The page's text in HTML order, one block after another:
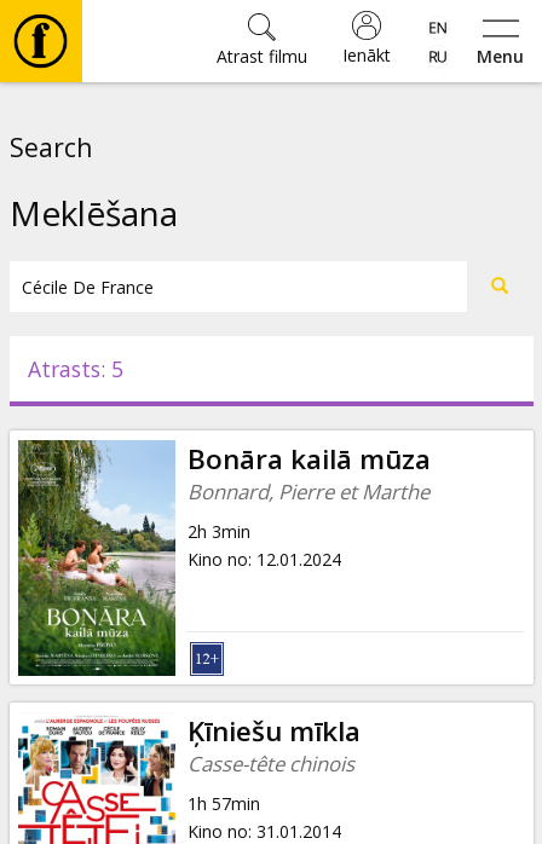
Menu
Ienākt
Atrast filmu
Pasākumi
Ziņas
Dāvanu
kartes
Uzkodas
B2B
Kino
Klubs
Search
Meklēšana
Atrasts: 5
Bonāra kailā mūza
Bonnard, Pierre et Marthe
2h 3min
Kino no: 12.01.2024
Ķīniešu mīkla
Casse-tête chinois
1h 57min
Kino no: 31.01.2014